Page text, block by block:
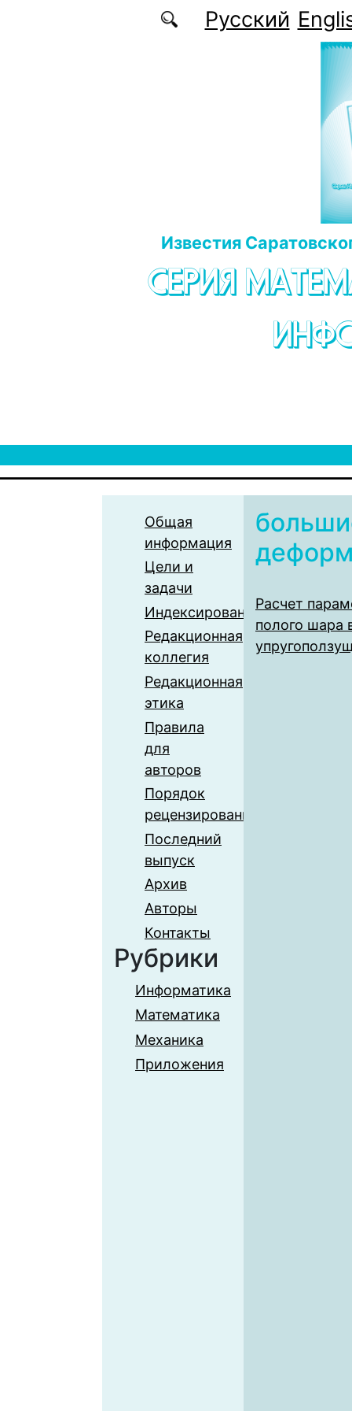
Перейти к основному содержаниюРусский
Известия
СЕРИЯ
Общая
информация
Цели и
задачи
Индексирование
Редакционная
коллегия
Редакционная
этика
Правила
для
авторов
Порядок
рецензирования
Последний
выпуск
Архив
Авторы
Контакты
Рубрики
Информатика
Математика
Механика
Приложения
Расчет
полого шара